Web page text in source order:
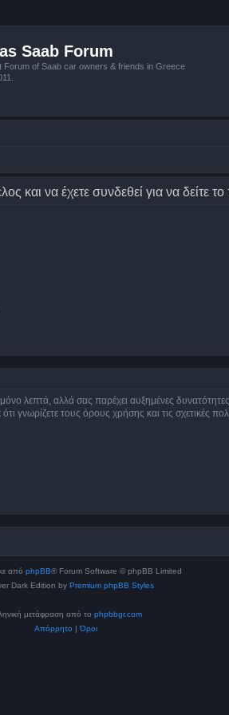
Saab Forum
Forum of Saab car owners & friends in Greece
και να έχετε συνδεθεί για να δείτε
λεπτά, αλλά σας παρέχει αυξημένες
γνωρίζετε τους όρους χρήσης και τις σχετικές
από phpBB® Forum Software © phpBB Limited
Dark Edition by Premium phpBB Styles
μετάφραση από το phpbbgr.com
Απόρρητο |Όροι